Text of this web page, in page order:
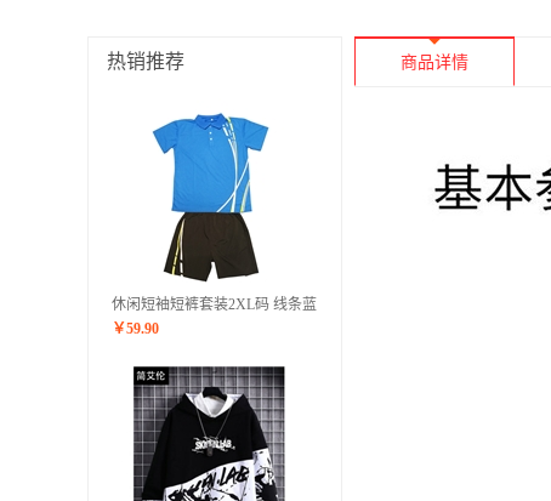
热销推荐
休闲短袖短裤套装2XL码 线条蓝
￥59.90
商品详情